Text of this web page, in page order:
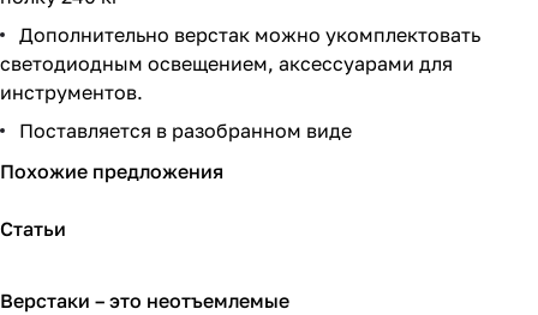
Дополнительно верстак можно укомплектовать
светодиодным освещением, аксессуарами для
инструментов.
Поставляется в разобранном виде
Похожие предложения
Статьи
Советы покупателям
Верстаки – это неотъемлемые